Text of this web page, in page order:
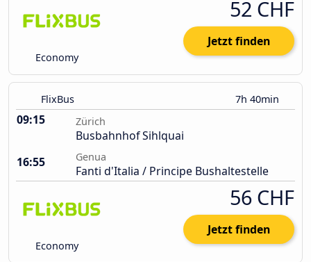
Economy
52 CHF
Jetzt finden
FlixBus 7h 40min
09:15 Zürich
Busbahnhof Sihlquai
16:55
Genua
Fanti d'Italia / Principe Bushaltestelle
Economy
56 CHF
Jetzt finden